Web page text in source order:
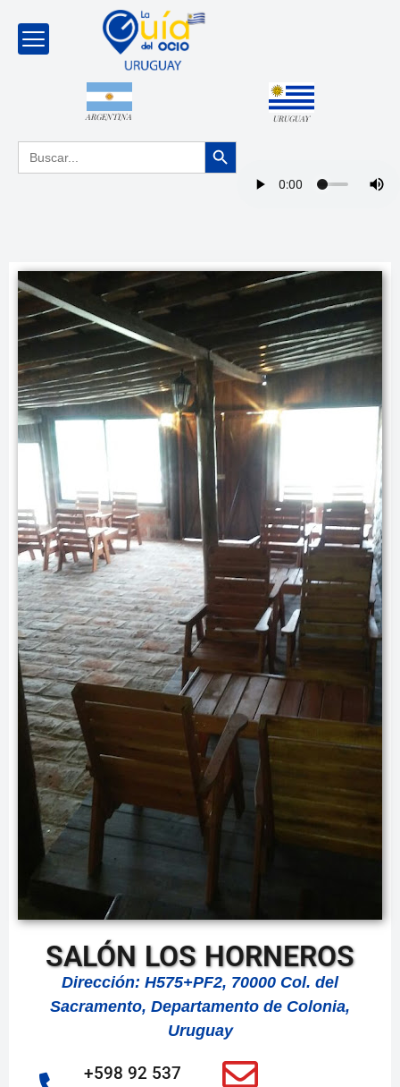
ARGENTINA URUGUAY
Buscar: Botón de búsqueda
SALÓN LOS HORNEROS
Dirección: H575+PF2, 70000 Col. del
Sacramento, Departamento de Colonia,
Uruguay
+598 92 537